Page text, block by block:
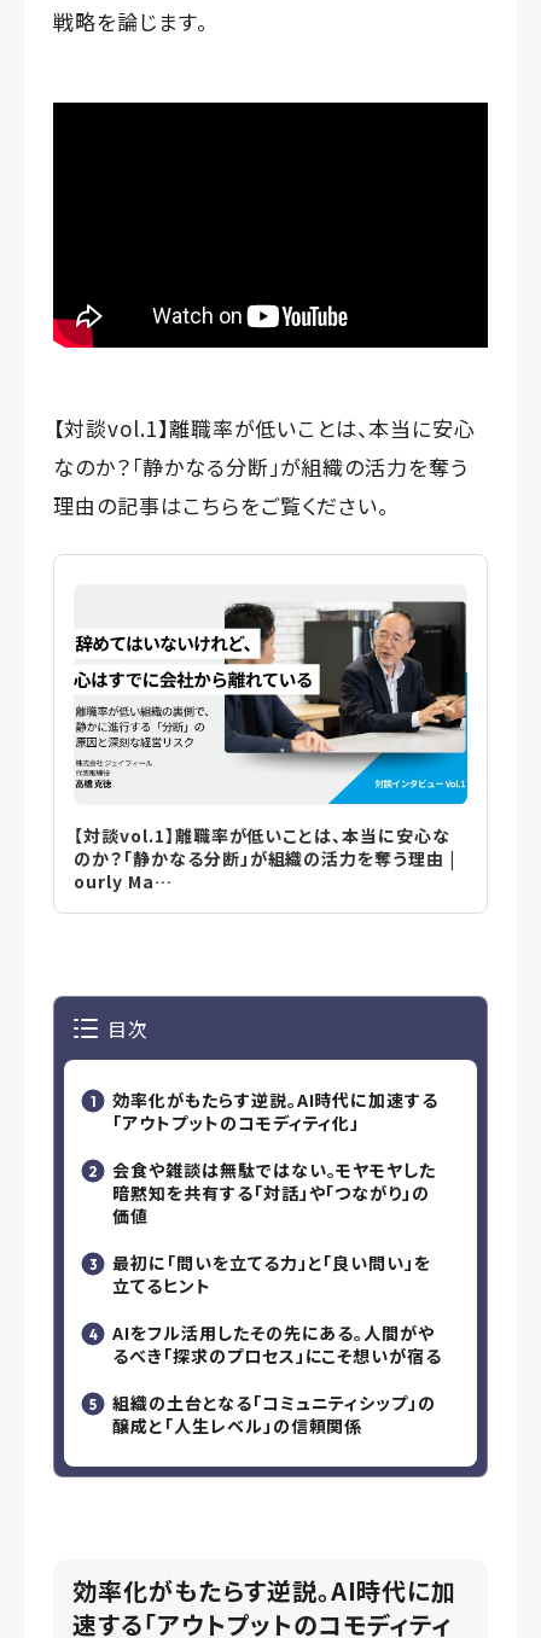
戦略を論じます。
【対談vol.1】離職率が低いことは、本当に安心
なのか？「静かなる分断」が組織の活力を奪う
理由の記事はこちらをご覧ください。
【対談vol.1】離職率が低いことは、本当に安心な
のか？「静かなる分断」が組織の活力を奪う理由 |
ourly Ma…
目次
効率化がもたらす逆説。AI時代に加速する
「アウトプットのコモディティ化」
会食や雑談は無駄ではない。モヤモヤした
暗黙知を共有する「対話」や「つながり」の
価値
最初に「問いを立てる力」と「良い問い」を
立てるヒント
AIをフル活用したその先にある。人間がや
るべき「探求のプロセス」にこそ想いが宿る
組織の土台となる「コミュニティシップ」の
醸成と「人生レベル」の信頼関係
効率化がもたらす逆説。AI時代に加
速する「アウトプットのコモディティ